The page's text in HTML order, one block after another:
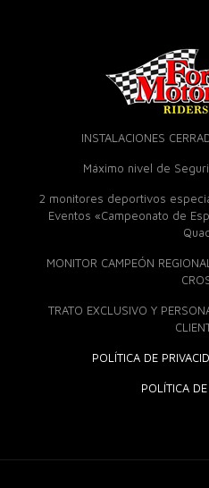
INSTALACIONES
Máximo nivel de
2 monitores deportivos
Eventos «Campeonato de
MONITOR CAMPEÓN
TRATO EXCLUSIVO Y
POLÍTICA DE
POLÍTICA